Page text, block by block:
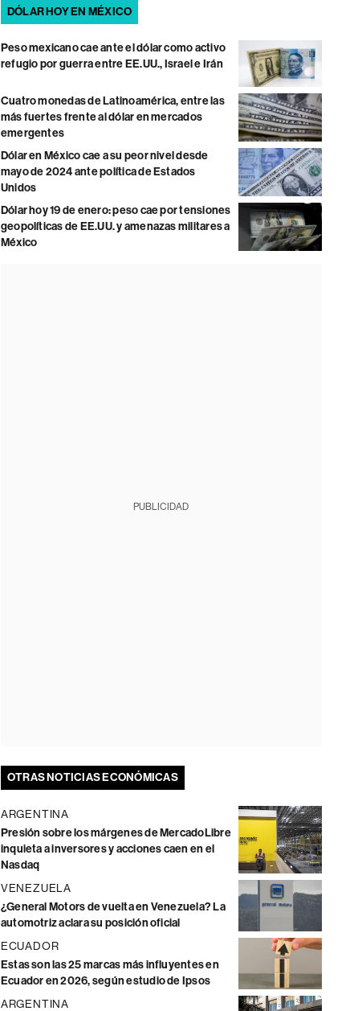
DÓLAR HOY EN MÉXICO
Peso mexicano cae ante el dólar como activo
refugio por guerra entre EE.UU., Israel e Irán
Cuatro monedas de Latinoamérica, entre las
más fuertes frente al dólar en mercados
emergentes
Dólar en México cae a su peor nivel desde
mayo de 2024 ante política de Estados
Unidos
Dólar hoy 19 de enero: peso cae por tensiones
geopolíticas de EE.UU. y amenazas militares a
México
PUBLICIDAD
OTRAS NOTICIAS ECONÓMICAS
ARGENTINA
Presión sobre los márgenes de MercadoLibre
inquieta a inversores y acciones caen en el
Nasdaq
VENEZUELA
¿General Motors de vuelta en Venezuela? La
automotriz aclara su posición oficial
ECUADOR
Estas son las 25 marcas más influyentes en
Ecuador en 2026, según estudio de Ipsos
ARGENTINA